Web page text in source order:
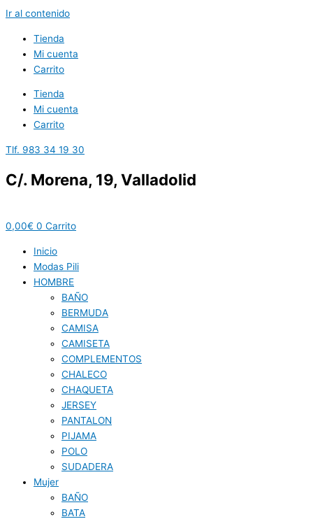
Ir al contenido
Tienda
Mi cuenta
Carrito
Tienda
Mi cuenta
Carrito
Tlf. 983 34 19 30
C/. Morena, 19, Valladolid
0,00€ 0 Carrito
Inicio
Modas Pili
HOMBRE
BAÑO
BERMUDA
CAMISA
CAMISETA
COMPLEMENTOS
CHALECO
CHAQUETA
JERSEY
PANTALON
PIJAMA
POLO
SUDADERA
Mujer
BAÑO
BATA